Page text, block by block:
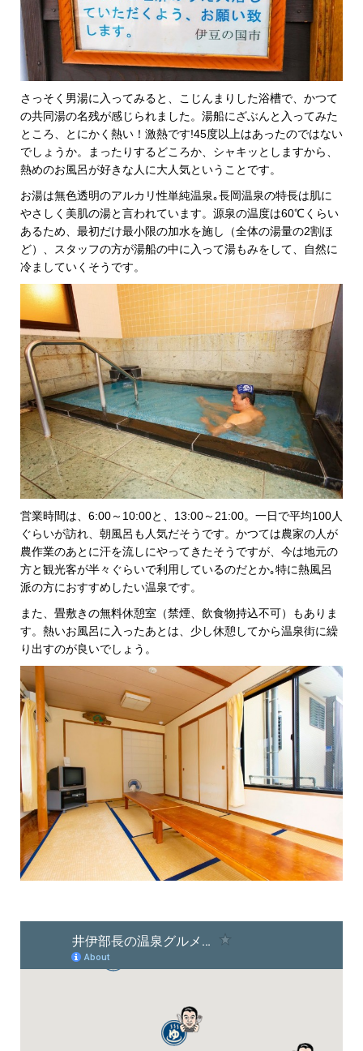
さっそく男湯に入ってみると、こじんまりした浴槽で、かつて
の共同湯の名残が感じられました。湯船にざぶんと入ってみた
ところ、とにかく熱い！激熱です!45度以上はあったのではない
でしょうか。まったりするどころか、シャキッとしますから、
熱めのお風呂が好きな人に大人気ということです。
お湯は無色透明のアルカリ性単純温泉｡長岡温泉の特長は肌に
やさしく美肌の湯と言われています。源泉の温度は60℃くらい
あるため、最初だけ最小限の加水を施し（全体の湯量の2割ほ
ど）、スタッフの方が湯船の中に入って湯もみをして、自然に
冷ましていくそうです。
営業時間は、6:00～10:00と、13:00～21:00。一日で平均100人
ぐらいが訪れ、朝風呂も人気だそうです。かつては農家の人が
農作業のあとに汗を流しにやってきたそうですが、今は地元の
方と観光客が半々ぐらいで利用しているのだとか｡特に熱風呂
派の方におすすめしたい温泉です。
また、畳敷きの無料休憩室（禁煙、飲食物持込不可）もありま
す。熱いお風呂に入ったあとは、少し休憩してから温泉街に繰
り出すのが良いでしょう。